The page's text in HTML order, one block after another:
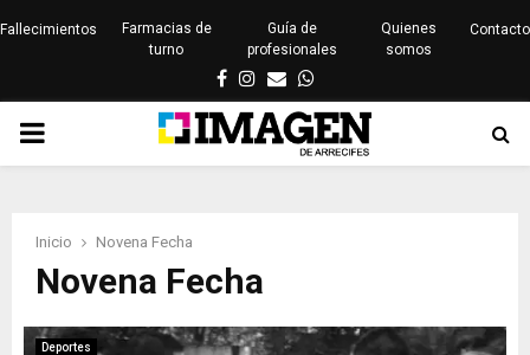
Fallecimientos
Farmacias de
turno
Guía de
profesionales
Quienes
somos
Contacto
Facebook
Instagram
EmailWhatsapp
PRIMARY
Inicio Novena Fecha
Novena Fecha
Deportes